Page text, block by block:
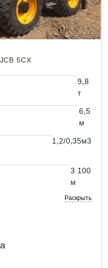
5CX
9,8
т
6,5
м
1,2/0,35м3
3 100
м
Раскрыть